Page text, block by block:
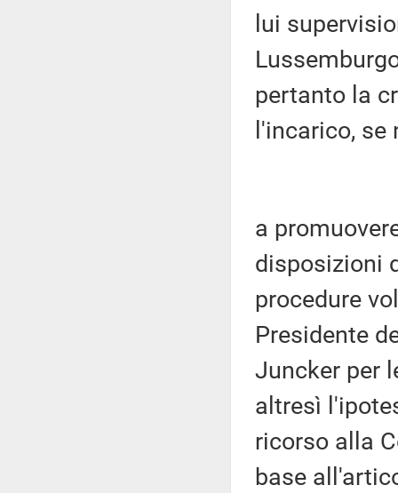
lui
pertanto la
l'incarico, se
a
disposizioni
procedure
Presidente
Juncker per
altresì
ricorso alla
base